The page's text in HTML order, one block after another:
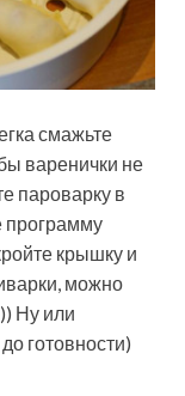
смажьте
варенички не
пароварку в
программу
крышку и
можно
Ну или
готовности)